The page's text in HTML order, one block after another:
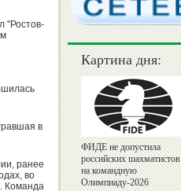
"Ростов-
в
ранее
во
Команда
Картина дня:
ФИДЕ не допустила
российских шахматистов
на командную
Олимпиаду-2026